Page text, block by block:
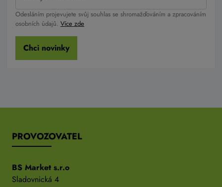
Odesláním projevujete svůj souhlas se shromažďováním a zpracováním
osobních údajů. Více zde
Chci novinky
PROVOZOVATEL
BS Market s.r.o
Sladovnická 4